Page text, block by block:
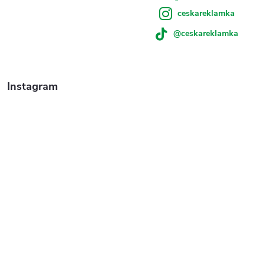
Instagram
ceskareklamka
@ceskareklamka